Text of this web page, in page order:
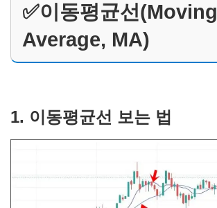
✅이동평균선(Moving
Average, MA)
1. 이동평균선 보는 법